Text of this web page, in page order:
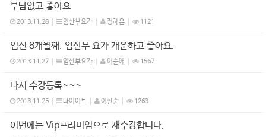
부담없고 좋아요
2013.11.28 임산부요가 정해은 1121
임신 8개월째. 임산부 요가 개운하고 좋아요.
2013.11.27 임산부요가 이순애 1567
다시 수강등록~~~
2013.11.25 다이어트 이판순 1263
이번에는 Vip프리미엄으로 재수강합니다.